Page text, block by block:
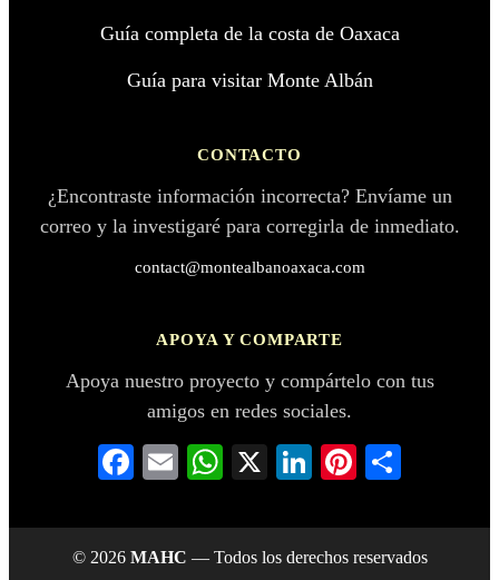
Guía completa de la costa de Oaxaca
Guía para visitar Monte Albán
CONTACTO
¿Encontraste información incorrecta? Envíame un
correo y la investigaré para corregirla de inmediato.
contact@montealbanoaxaca.com
APOYA Y COMPARTE
Apoya nuestro proyecto y compártelo con tus
amigos en redes sociales.
Facebook
EmailWhatsApp
X LinkedIn
Pinterest
© 2026 MAHC — Todos los derechos reservados